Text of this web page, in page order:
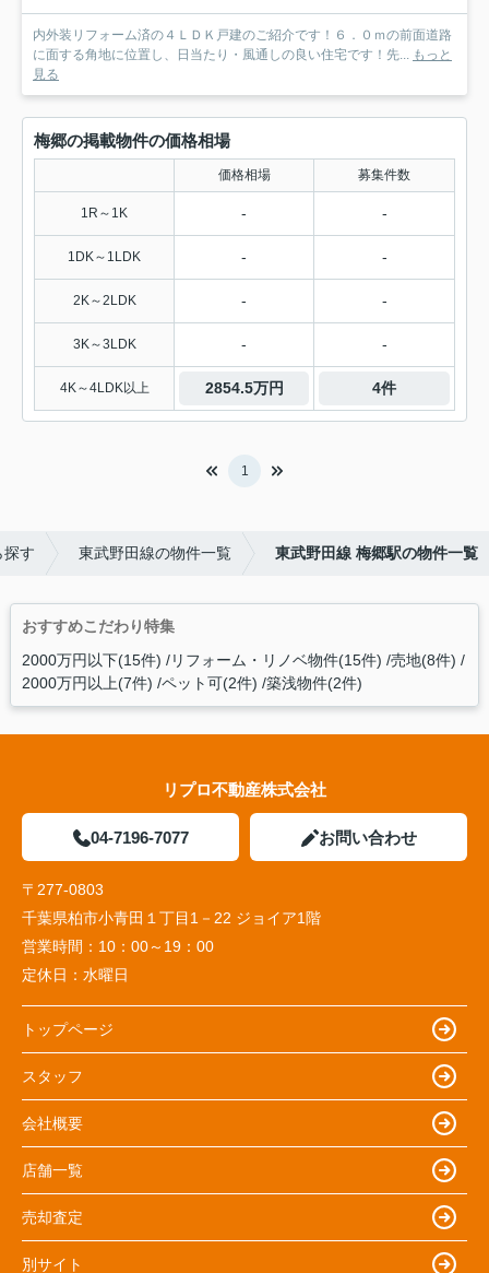
内外装リフォーム済の４ＬＤＫ戸建のご紹介です！６．０ｍの前面道路
に面する角地に位置し、日当たり・風通しの良い住宅です！先... もっと
見る
梅郷の掲載物件の価格相場
価格相場 募集件数
1R～1K - -
1DK～1LDK - -
2K～2LDK - -
3K～3LDK - -
4K～4LDK以上 2854.5万円 4件
1
探す 東武野田線の物件一覧 東武野田線 梅郷駅の物件一覧
おすすめこだわり特集
2000万円以下(15件) リフォーム・リノベ物件(15件) 売地(8件)
2000万円以上(7件) ペット可(2件) 築浅物件(2件)
リプロ不動産株式会社
04-7196-7077 お問い合わせ
〒277-0803
千葉県柏市小青田１丁目1－22 ジョイア1階
営業時間： 10：00～19：00
定休日： 水曜日
トップページ
スタッフ
会社概要
店舗一覧
売却査定
別サイト